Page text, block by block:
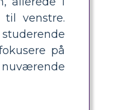
venstre.
på